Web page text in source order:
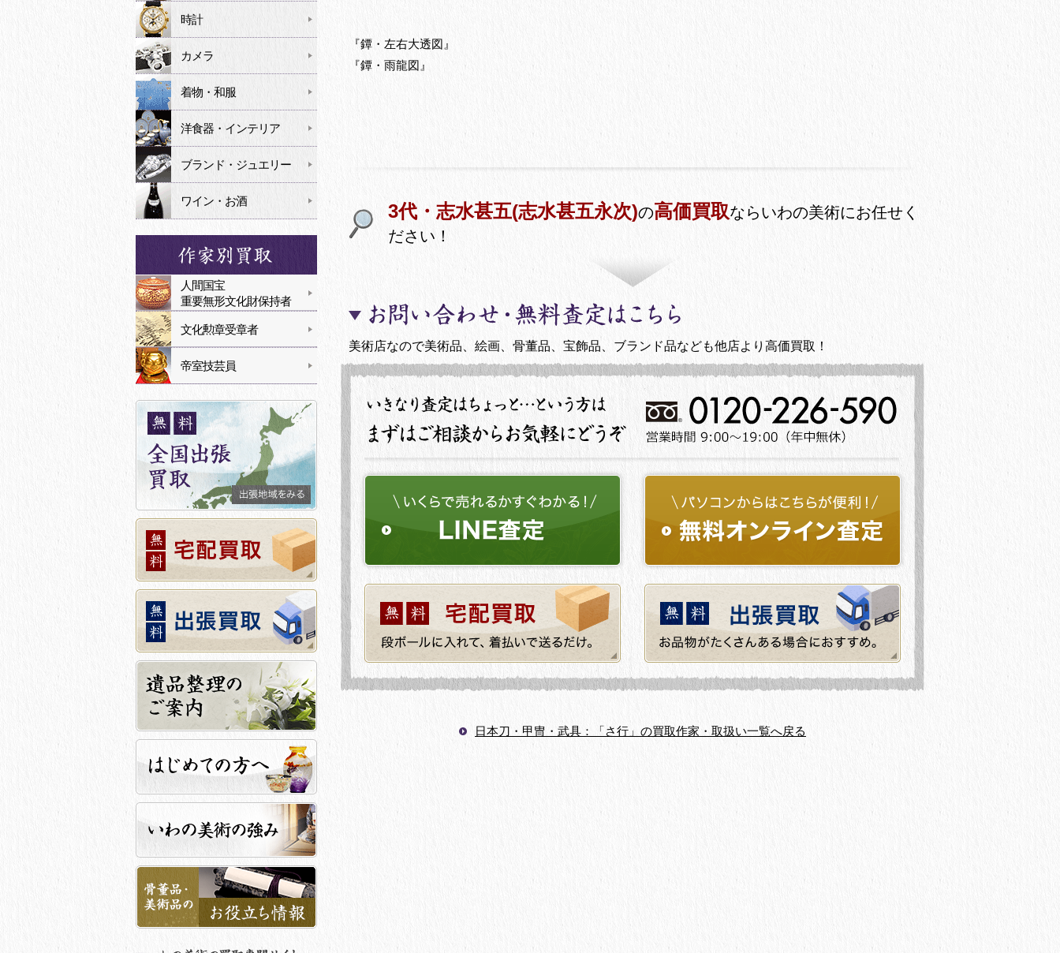
『鐔・左右大透図』
『鐔・雨龍図』
3代・志水甚五(志水甚五永次)の高価買取ならいわの美術にお任せく
ださい！
美術店なので美術品、絵画、骨董品、宝飾品、ブランド品なども他店より高価買取！
日本刀・甲冑・武具：「さ行」の買取作家・取扱い一覧へ戻る
時計
カメラ
着物・和服
洋食器・インテリア
ブランド・ジュエリー
ワイン・お酒
人間国宝
重要無形文化財保持者
文化勲章受章者
帝室技芸員